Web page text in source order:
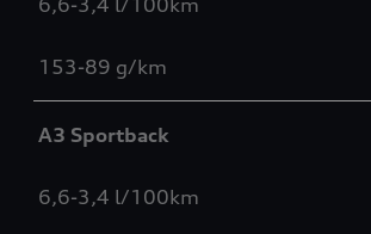
6,6-3,4 l/100km
153-89 g/km
A3 Sportback
6,6-3,4 l/100km